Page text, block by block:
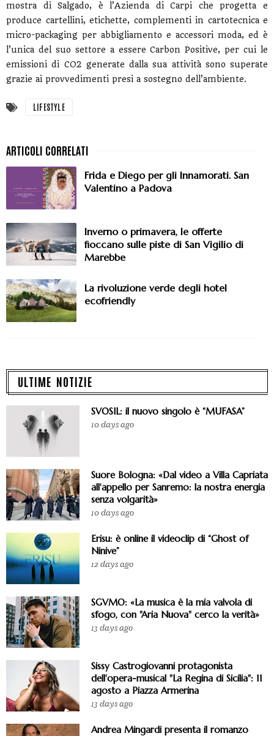
mostra di Salgado, è l’Azienda di Carpi che progetta e
produce cartellini, etichette, complementi in cartotecnica e
micro-packaging per abbigliamento e accessori moda, ed è
l’unica del suo settore a essere Carbon Positive, per cui le
emissioni di CO2 generate dalla sua attività sono superate
grazie ai provvedimenti presi a sostegno dell’ambiente.
LIFESTYLE
Frida e Diego per gli Innamorati. San
Valentino a Padova
Inverno o primavera, le offerte
fioccano sulle piste di San Vigilio di
Marebbe
La rivoluzione verde degli hotel
ecofriendly
ULTIME NOTIZIE
SVOSIL: il nuovo singolo è “MUFASA”
10 days ago
Suore Bologna: «Dal video a Villa Capriata
all'appello per Sanremo: la nostra energia
senza volgarità»
10 days ago
Erisu: è online il videoclip di “Ghost of
Ninive”
12 days ago
SGVMO: «La musica è la mia valvola di
sfogo, con "Aria Nuova" cerco la verità»
13 days ago
Sissy Castrogiovanni protagonista
dell'opera-musical "La Regina di Sicilia": 11
agosto a Piazza Armerina
13 days ago
Andrea Mingardi presenta il romanzo